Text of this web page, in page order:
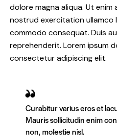
dolore magna aliqua. Ut enim
nostrud exercitation ullamco
commodo consequat. Duis
reprehenderit. Lorem ipsum
consectetur adipiscing elit.
Curabitur varius eros et
Mauris sollicitudin enim
non, molestie nisl.